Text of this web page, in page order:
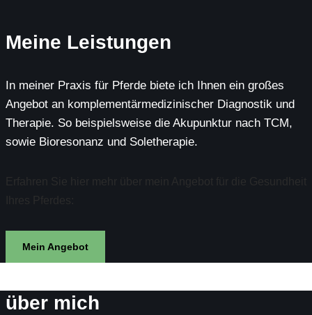
Meine Leistungen
In meiner Praxis für Pferde biete ich Ihnen ein großes
Angebot an komplementärmedizinischer Diagnostik und
Therapie. So beispielsweise die Akupunktur nach TCM,
sowie Bioresonanz und Soletherapie.
Erfahren Sie hier mehr über mein Angebot für die Gesundheit
Ihres Pferdes:
Mein Angebot
über mich